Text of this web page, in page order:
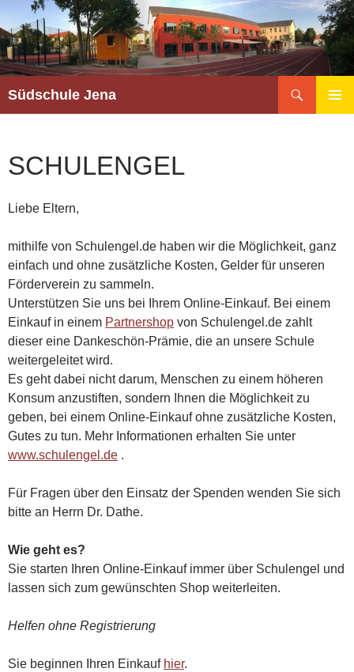
Südschule Jena
SCHULENGEL
Liebe Eltern,
mithilfe von Schulengel.de haben wir die Möglichkeit, ganz
einfach und ohne zusätzliche Kosten, Gelder für unseren
Förderverein zu sammeln.
Unterstützen Sie uns bei Ihrem Online-Einkauf. Bei einem
Einkauf in einem Partnershop von Schulengel.de zahlt
dieser eine Dankeschön-Prämie, die an unsere Schule
weitergeleitet wird.
Es geht dabei nicht darum, Menschen zu einem höheren
Konsum anzustiften, sondern Ihnen die Möglichkeit zu
geben, bei einem Online-Einkauf ohne zusätzliche Kosten,
Gutes zu tun. Mehr Informationen erhalten Sie unter
www.schulengel.de .
Für Fragen über den Einsatz der Spenden wenden Sie sich
bitte an Herrn Dr. Dathe.
Wie geht es?
Sie starten Ihren Online-Einkauf immer über Schulengel und
lassen sich zum gewünschten Shop weiterleiten.
Helfen ohne Registrierung
Sie beginnen Ihren Einkauf hier.